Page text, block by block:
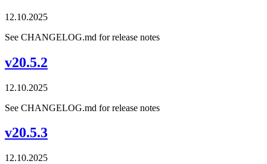
12.10.2025
See CHANGELOG.md for release notes
v20.5.2
12.10.2025
See CHANGELOG.md for release notes
v20.5.3
12.10.2025